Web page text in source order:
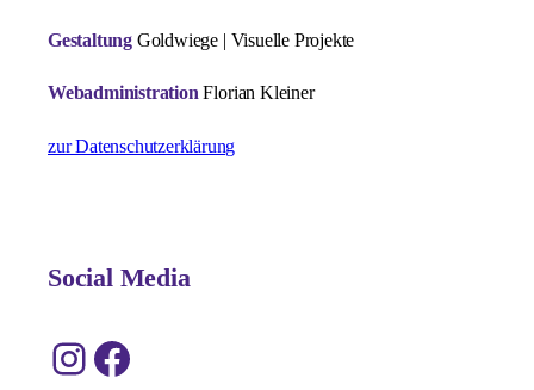
Gestaltung Goldwiege | Visuelle Projekte
Webadministration Florian Kleiner
zur Datenschutzerklärung
Social Media
Instagram Facebook